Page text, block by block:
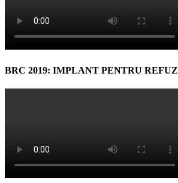
BRC 2019: IMPLANT PENTRU REFUZ